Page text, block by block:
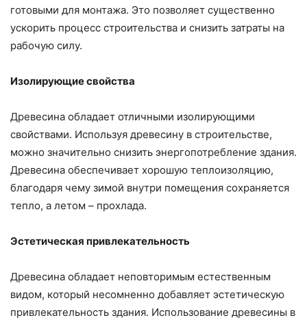
готовыми для монтажа. Это позволяет существенно
ускорить процесс строительства и снизить затраты на
рабочую силу.
Изолирующие свойства
Древесина обладает отличными изолирующими
свойствами. Используя древесину в строительстве,
можно значительно снизить энергопотребление здания.
Древесина обеспечивает хорошую теплоизоляцию,
благодаря чему зимой внутри помещения сохраняется
тепло, а летом – прохлада.
Эстетическая привлекательность
Древесина обладает неповторимым естественным
видом, который несомненно добавляет эстетическую
привлекательность здания. Использование древесины в